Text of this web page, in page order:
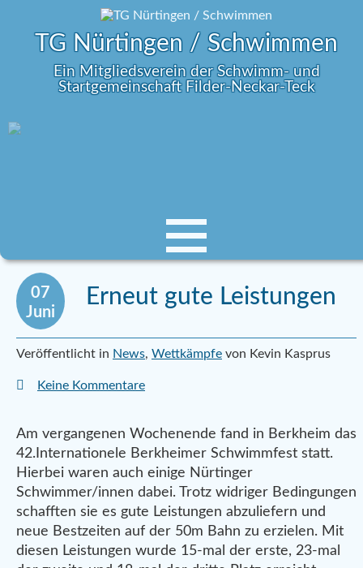
TG Nürtingen / Schwimmen
Ein Mitgliedsverein der Schwimm- und
Startgemeinschaft Filder-Neckar-Teck
07
Juni
Erneut gute Leistungen
Veröffentlicht in News, Wettkämpfe von Kevin Kasprus
Keine Kommentare
Am vergangenen Wochenende fand in Berkheim das
42.Internationele Berkheimer Schwimmfest statt.
Hierbei waren auch einige Nürtinger
Schwimmer/innen dabei. Trotz widriger Bedingungen
schafften sie es gute Leistungen abzuliefern und
neue Bestzeiten auf der 50m Bahn zu erzielen. Mit
diesen Leistungen wurde 15-mal der erste, 23-mal